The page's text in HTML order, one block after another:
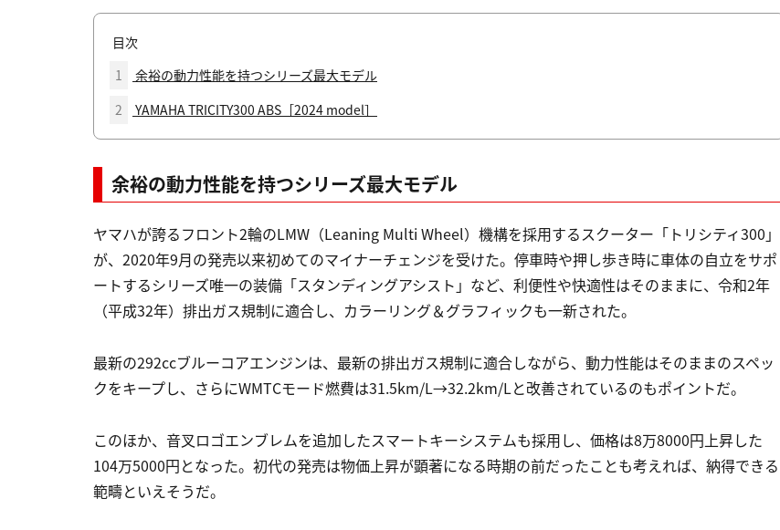
目次
1
余裕の動力性能を持つシリーズ最大モデル
2
YAMAHA TRICITY300 ABS［2024 model］
余裕の動力性能を持つシリーズ最大モデル
ヤマハが誇るフロント2輪のLMW（Leaning Multi Wheel）機構を採用するスクーター「トリシティ300」
が、2020年9月の発売以来初めてのマイナーチェンジを受けた。停車時や押し歩き時に車体の自立をサポ
ートするシリーズ唯一の装備「スタンディングアシスト」など、利便性や快適性はそのままに、令和2年
（平成32年）排出ガス規制に適合し、カラーリング＆グラフィックも一新された。
最新の292ccブルーコアエンジンは、最新の排出ガス規制に適合しながら、動力性能はそのままのスペッ
クをキープし、さらにWMTCモード燃費は31.5km/L→32.2km/Lと改善されているのもポイントだ。
このほか、音叉ロゴエンブレムを追加したスマートキーシステムも採用し、価格は8万8000円上昇した
104万5000円となった。初代の発売は物価上昇が顕著になる時期の前だったことも考えれば、納得できる
範疇といえそうだ。